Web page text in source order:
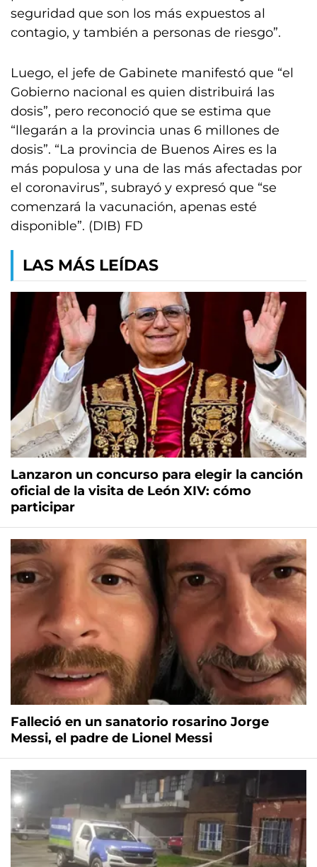
seguridad que son los más expuestos al
contagio, y también a personas de riesgo”.
Luego, el jefe de Gabinete manifestó que “el
Gobierno nacional es quien distribuirá las
dosis”, pero reconoció que se estima que
“llegarán a la provincia unas 6 millones de
dosis”. “La provincia de Buenos Aires es la
más populosa y una de las más afectadas por
el coronavirus”, subrayó y expresó que “se
comenzará la vacunación, apenas esté
disponible”. (DIB) FD
LAS MÁS LEÍDAS
Lanzaron un concurso para elegir la canción
oficial de la visita de León XIV: cómo
participar
Falleció en un sanatorio rosarino Jorge
Messi, el padre de Lionel Messi